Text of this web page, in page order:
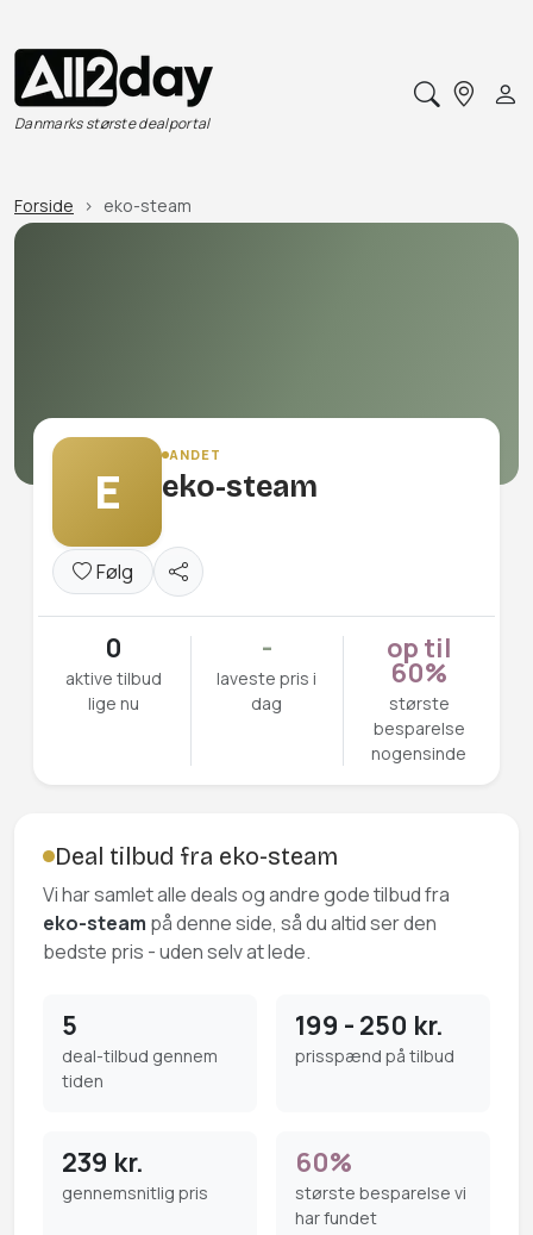
Danmarks største dealportal
Forside eko-steam
E
ANDET
eko-steam
Følg
0
aktive tilbud
lige nu
-
laveste pris i
dag
op til
60%
største
besparelse
nogensinde
Deal tilbud fra eko-steam
Vi har samlet alle deals og andre gode tilbud fra
eko-steam på denne side, så du altid ser den
bedste pris - uden selv at lede.
5
deal-tilbud gennem
tiden
199 - 250 kr.
prisspænd på tilbud
239 kr.
gennemsnitlig pris
60%
største besparelse vi
har fundet